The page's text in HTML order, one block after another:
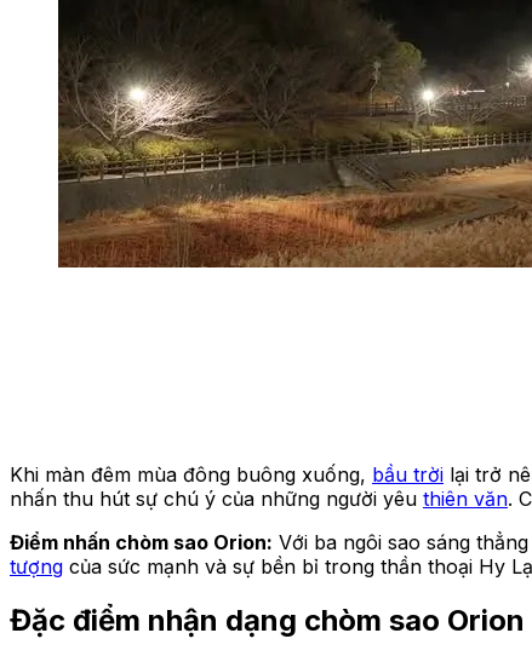
Khi màn đêm mùa đông buông xuống, bầu trời lại trở
nhấn thu hút sự chú ý của những người yêu thiên văn.
Điểm nhấn chòm sao Orion: Với ba ngôi sao sáng
tượng của sức mạnh và sự bền bỉ trong thần thoại Hy
Đặc điểm nhận dạng chòm sao Orion